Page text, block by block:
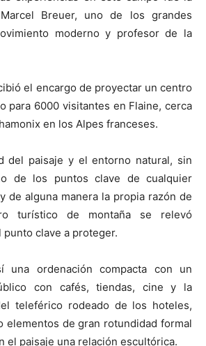
Breuer, uno de los grandes
moderno y profesor de la
el encargo de proyectar un centro
para 6000 visitantes en Flaine, cerca
en los Alpes franceses.
del paisaje y el entorno natural, sin
de los puntos clave de cualquier
de alguna manera la propia razón de
turístico de montaña se relevó
clave a proteger.
una ordenación compacta con un
con cafés, tiendas, cine y la
teleférico rodeado de los hoteles,
elementos de gran rotundidad formal
el paisaje una relación escultórica.